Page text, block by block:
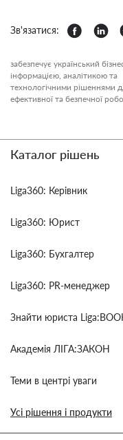
Зв'язатися:
забезпечує український
інформацією, аналітикою та
технологічними рішеннями
ефективної та безпечної
Каталог рішень
Liga360: Керівник
Liga360: Юрист
Liga360: Бухгалтер
Liga360: PR-менеджер
Знайти юриста
Академія ЛІГА:ЗАКОН
Теми в центрі уваги
Усі рішення і продукти